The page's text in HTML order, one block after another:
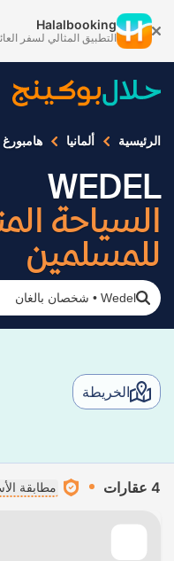
Halalbooking
التطبيق المثالي لسفر
الرئيسية ألمانيا هامبورغ
WEDEL
السياحة
للمسلمين
Wedel
• شخصان بالغان
الخريطة
4 عقارات مطابقة